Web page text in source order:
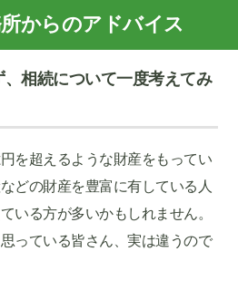
からのアドバイス
相続について一度考えてみ
を超えるような財産をもってい
どの財産を豊富に有している人
いる方が多いかもしれません。
っている皆さん、実は違うので